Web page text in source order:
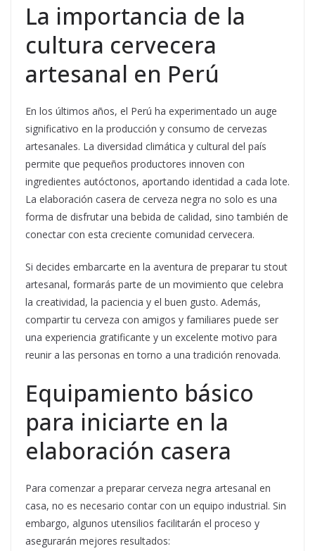
La importancia de la
cultura cervecera
artesanal en Perú
En los últimos años, el Perú ha experimentado un auge
significativo en la producción y consumo de cervezas
artesanales. La diversidad climática y cultural del país
permite que pequeños productores innoven con
ingredientes autóctonos, aportando identidad a cada lote.
La elaboración casera de cerveza negra no solo es una
forma de disfrutar una bebida de calidad, sino también de
conectar con esta creciente comunidad cervecera.
Si decides embarcarte en la aventura de preparar tu stout
artesanal, formarás parte de un movimiento que celebra
la creatividad, la paciencia y el buen gusto. Además,
compartir tu cerveza con amigos y familiares puede ser
una experiencia gratificante y un excelente motivo para
reunir a las personas en torno a una tradición renovada.
Equipamiento básico
para iniciarte en la
elaboración casera
Para comenzar a preparar cerveza negra artesanal en
casa, no es necesario contar con un equipo industrial. Sin
embargo, algunos utensilios facilitarán el proceso y
asegurarán mejores resultados: